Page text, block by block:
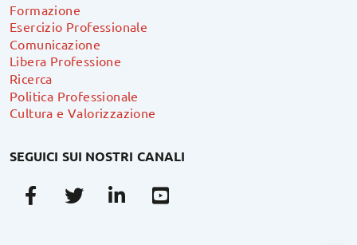
Formazione
Esercizio Professionale
Comunicazione
Libera Professione
Ricerca
Politica Professionale
Cultura e Valorizzazione
SEGUICI SUI NOSTRI CANALI
FacebookTwitterLinkedin